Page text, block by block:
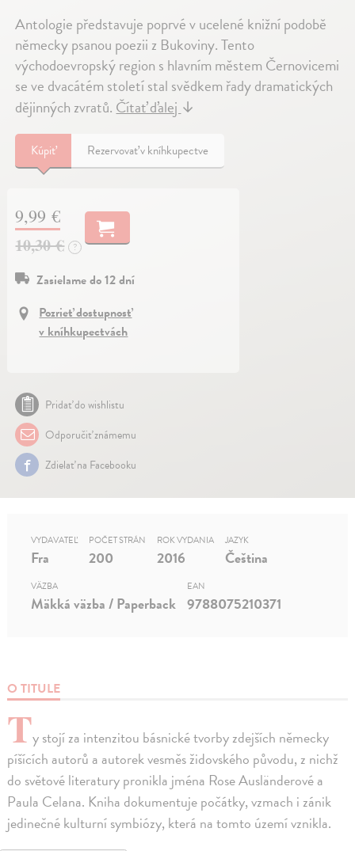
Antologie představuje poprvé v ucelené knižní podobě
německy psanou poezii z Bukoviny. Tento
východoevropský region s hlavním městem Černovicemi
se ve dvacátém století stal svědkem řady dramatických
dějinných zvratů.Čítať ďalej↓
Kúpiť Rezervovať v kníhkupectve
9,99 €
10,30 €
?
Zasielame do 12 dní
Pozrieť dostupnosť
v kníhkupectvách
Pridať do wishlistu
Odporučiť známemu
Zdielať na Facebooku
O TITULE
Ty stojí za intenzitou básnické tvorby zdejších německy
píšících autorů a autorek vesměs židovského původu, z nichž
do světové literatury pronikla jména Rose Ausländerové a
Paula Celana. Kniha dokumentuje počátky, vzmach i zánik
jedinečné kulturní symbiózy, která na tomto území vznikla.
VYDAVATEĽ
Fra
POČET STRÁN
200
ROK VYDANIA
2016
JAZYK
Čeština
VÄZBA
Mäkká väzba / Paperback
EAN
9788075210371